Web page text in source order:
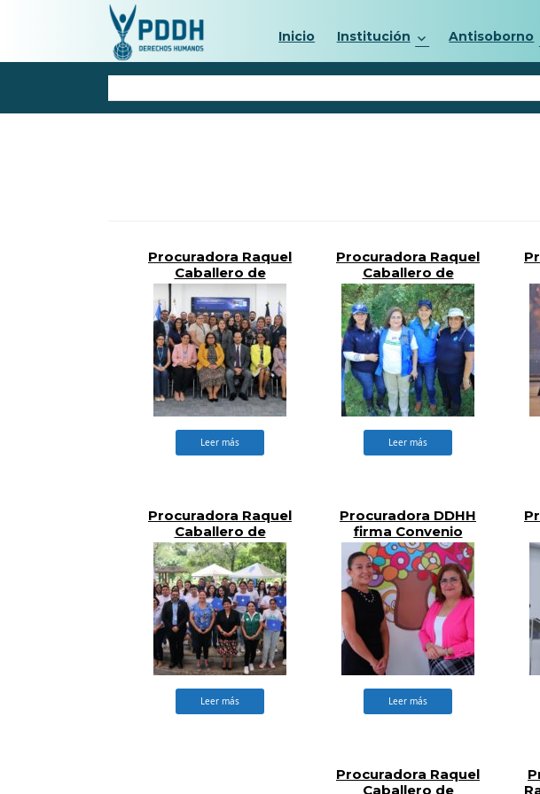
Inicio Institución Antisoborno
Procuradora Raquel
Caballero de
Guevara Fortalece
Cooperación
Interinstitucional
entre PDDH y PGR
Leer más
Procuradora Raquel
Caballero de
Guevara Impulsa
Acciones de
Reforestación en
Garita Palmera,
Ahuachapán
Leer más
Procuradora Raquel
Caballero de
Guevara
Conmemora el Día
Mundial de la
Juventud
Leer más
Procuradora DDHH
firma Convenio
Interinstitucional
para la Protección
de los Derechos de
la Primera Infancia,
Niñez y
Adolescencia
Leer más
Procuradora Raquel
Caballero de